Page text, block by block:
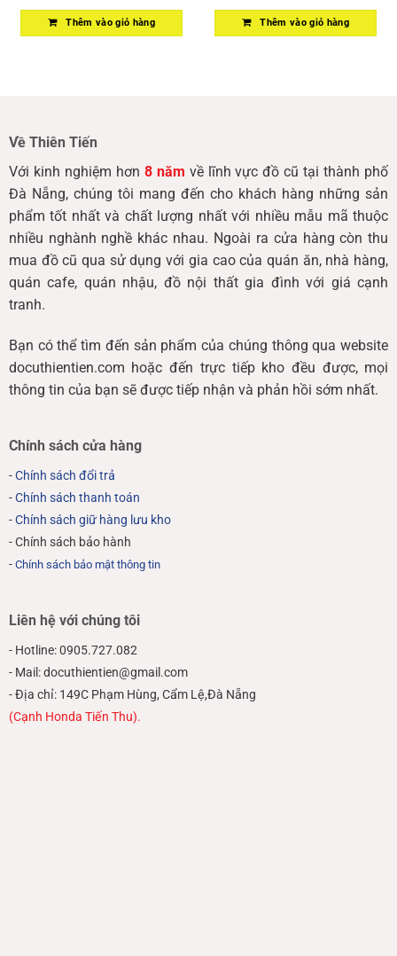
Thêm vào giỏ hàng Thêm vào giỏ hàng
Về Thiên Tiến
Với kinh nghiệm hơn 8 năm về lĩnh vực đồ cũ tại thành phố
Đà Nẵng, chúng tôi mang đến cho khách hàng những sản
phẩm tốt nhất và chất lượng nhất với nhiều mẫu mã thuộc
nhiều nghành nghề khác nhau. Ngoài ra cửa hàng còn thu
mua đồ cũ qua sử dụng với gia cao của quán ăn, nhà hàng,
quán cafe, quán nhậu, đồ nội thất gia đình với giá cạnh
tranh.
Bạn có thể tìm đến sản phẩm của chúng thông qua website
docuthientien.com hoặc đến trực tiếp kho đều được, mọi
thông tin của bạn sẽ được tiếp nhận và phản hồi sớm nhất.
Chính sách cửa hàng
-Chính sách đổi trả
-Chính sách thanh toán
-Chính sách giữ hàng lưu kho
- Chính sách bảo hành
- Chính sách bảo mật thông tin
Liên hệ với chúng tôi
- Hotline: 0905.727.082
- Mail: docuthientien@gmail.com
- Địa chỉ: 149C Phạm Hùng, Cẩm Lệ,Đà Nẵng
(Cạnh Honda Tiến Thu).